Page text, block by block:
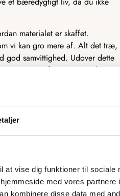
vise dig funktioner til sociale
med vores partnere
kombinere disse data med
materialet er skaffet.
vi kan gro mere af. Alt det træ,
god samvittighed. Udover dette
MDF. Træfiner er et tyndt
fantastisk bæredygtigt, da det
er derimod et træprodukt, som
ikke kan bruges, bliver lavet
og produktionen af vores